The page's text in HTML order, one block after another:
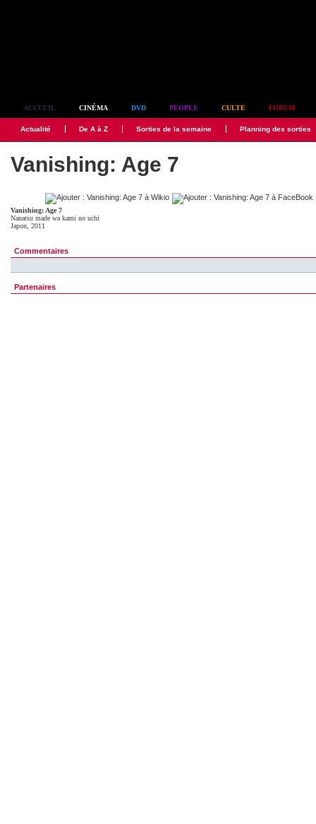
ACCUEIL CINÉMA DVD PEOPLE CULTE FORUM
Actualité De A à Z Sorties de la semaine Planning des sorties
Vanishing: Age 7
Vanishing: Age 7
Nanatsu made wa kami no uchi
Japon, 2011
Commentaires
Partenaires